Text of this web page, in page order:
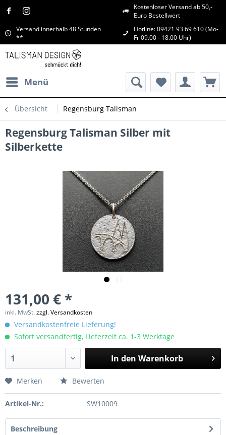
Kostenloser Versand ab 50,-
Euro Bestellwert
Versand innerhalb 48 Stunden
**
Hotline: 09421 93 69 610 (Mo-
Fr 09.00 - 18.00 Uhr)
Menü
Übersicht Regensburg Talisman
Regensburg Talisman Silber mit
Silberkette
131,00 € *
inkl. MwSt.zzgl. Versandkosten
Versandkostenfreie Lieferung!
Sofort versandfertig, Lieferzeit ca. 1-3 Werktage
In den Warenkorb
Merken Bewerten
Artikel-Nr.: SW10009
Beschreibung